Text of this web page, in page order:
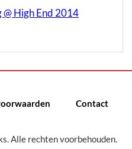
High End 2014
Contact
Alle rechten voorbehouden.